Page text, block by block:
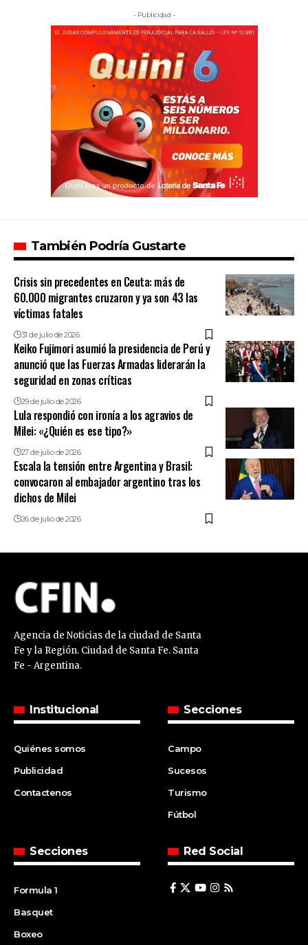
- Publicidad -
También Podría Gustarte
Crisis sin precedentes en Ceuta: más de
60.000 migrantes cruzaron y ya son 43 las
víctimas fatales
31 de julio de 2026
Keiko Fujimori asumió la presidencia de Perú y
anunció que las Fuerzas Armadas liderarán la
seguridad en zonas críticas
29 de julio de 2026
Lula respondió con ironía a los agravios de
Milei: «¿Quién es ese tipo?»
27 de julio de 2026
Escala la tensión entre Argentina y Brasil:
convocaron al embajador argentino tras los
dichos de Milei
26 de julio de 2026
Agencia de Noticias de la ciudad de Santa
Fe y la Región. Ciudad de Santa Fe. Santa
Fe - Argentina.
Institucional
Quiénes somos
Publicidad
Contactenos
Secciones
Campo
Sucesos
Turismo
Fútbol
Secciones
Formula 1
Basquet
Boxeo
Red Social